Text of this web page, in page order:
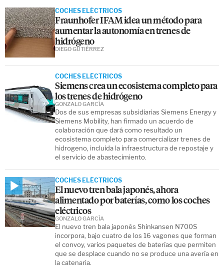
COCHES ELÉCTRICOS
Fraunhofer IFAM idea un método para
aumentar la autonomía en trenes de
hidrógeno
DIEGO GUTIÉRREZ
COCHES ELÉCTRICOS
Siemens crea un ecosistema completo para
los trenes de hidrógeno
Dos de sus empresas subsidiarias Siemens Energy y
Siemens Mobility, han firmado un acuerdo de
colaboración que dará como resultado un
ecosistema completo para comercializar trenes de
hidrogeno, incluida la infraestructura de repostaje y
el servicio de abastecimiento.
GONZALO GARCÍA
COCHES ELÉCTRICOS
El nuevo tren bala japonés, ahora
alimentado por baterías, como los coches
eléctricos
El nuevo tren bala japonés Shinkansen N700S
incorpora, bajo cuatro de los 16 vagones que forman
el convoy, varios paquetes de baterías que permiten
que se desplace cuando no se produce una avería en
la catenaria.
GONZALO GARCÍA